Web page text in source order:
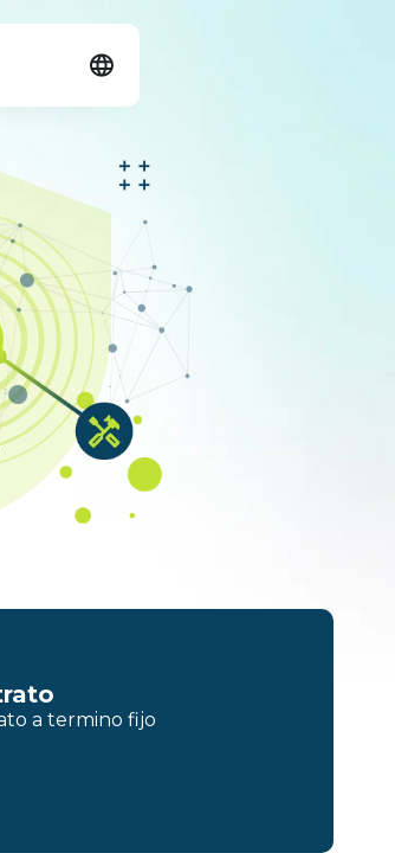
Español
a termino fijo